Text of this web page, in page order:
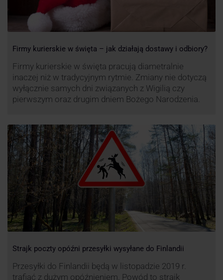
Firmy kurierskie w święta – jak działają dostawy i odbiory?
Firmy kurierskie w święta pracują diametralnie
inaczej niż w tradycyjnym rytmie. Zmiany nie dotyczą
wyłącznie samych dni związanych z Wigilią czy
pierwszym oraz drugim dniem Bożego Narodzenia.
Strajk poczty opóźni przesyłki wysyłane do Finlandii
Przesyłki do Finlandii będą w listopadzie 2019 r.
trafiać z dużym opóźnieniem. Powód to strajk